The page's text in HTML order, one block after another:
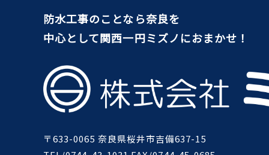
防水工事のことなら奈良を
中心として関西一円ミズノにおまかせ！
〒633-0065 奈良県桜井市吉備637-15